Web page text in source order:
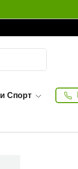
Спорт